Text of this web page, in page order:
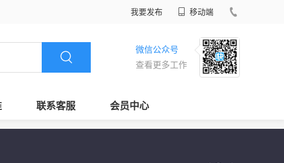
我要发布 移动端
微信公众号
查看更多工作
联系客服 会员中心